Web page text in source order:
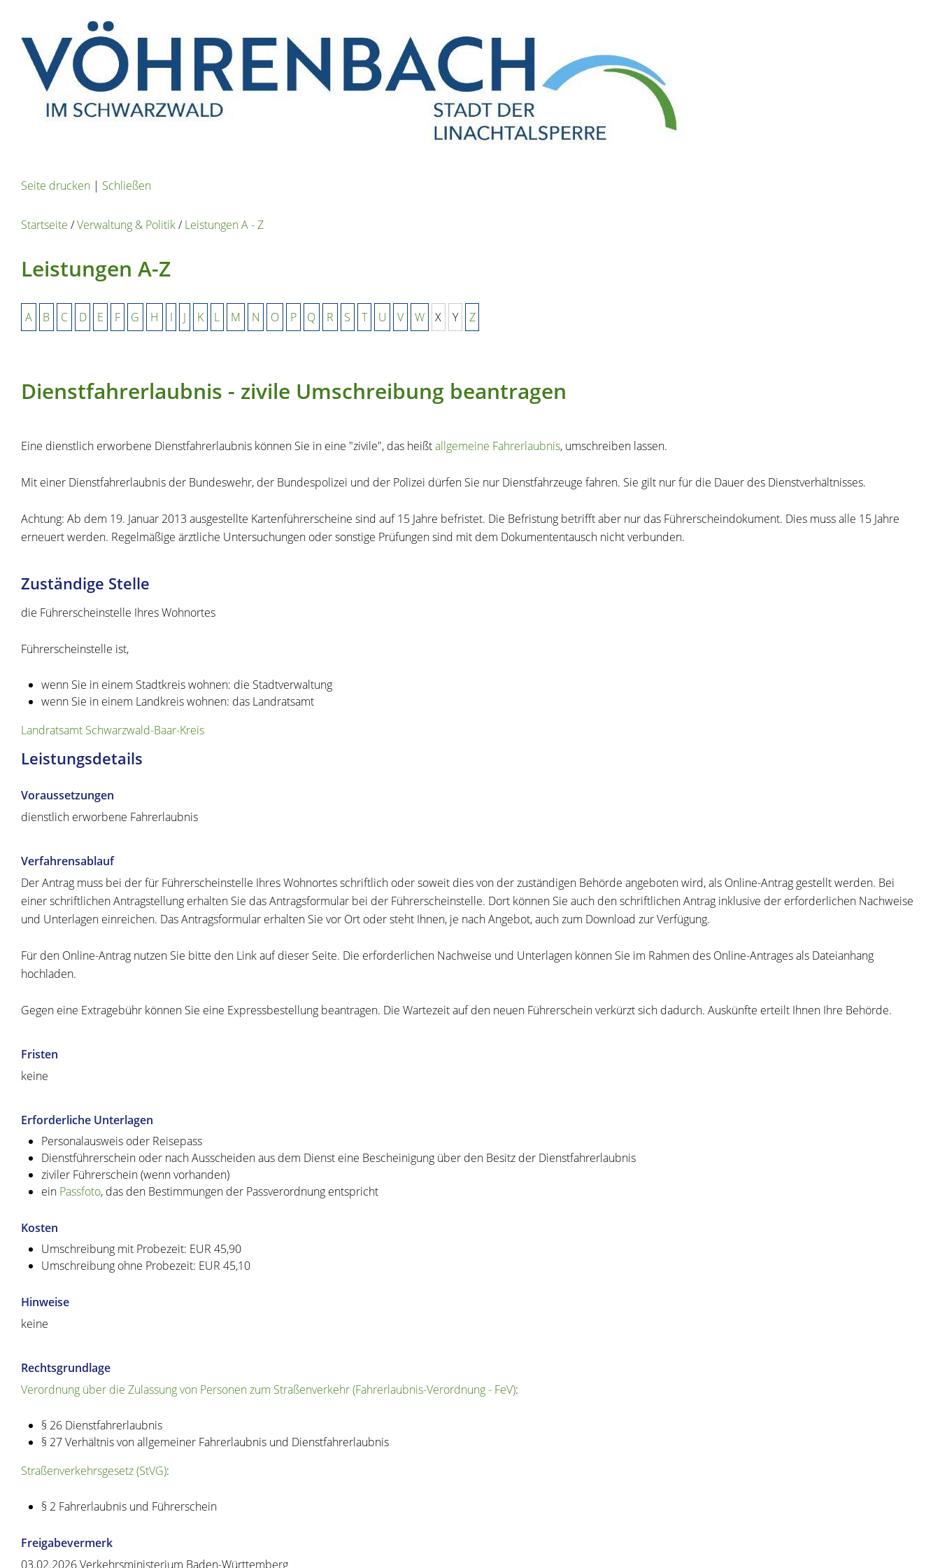
Seite drucken | Schließen
Startseite /Verwaltung & Politik/Leistungen A - Z
Leistungen A-Z
A B C D E F G H I J K L M N O P Q R S T U V W X Y Z
Dienstfahrerlaubnis - zivile Umschreibung beantragen
Eine dienstlich erworbene Dienstfahrerlaubnis können Sie in eine "zivile", das heißtallgemeine Fahrerlaubnis, umschreiben lassen.
Mit einer Dienstfahrerlaubnis der Bundeswehr, der Bundespolizei und der Polizei dürfen Sie nur Dienstfahrzeuge fahren. Sie gilt nur für die Dauer des Dienstverhältnisses.
Achtung: Ab dem 19. Januar 2013 ausgestellte Kartenführerscheine sind auf 15 Jahre befristet. Die Befristung betrifft aber nur das Führerscheindokument. Dies muss alle 15 Jahre
erneuert werden. Regelmäßige ärztliche Untersuchungen oder sonstige Prüfungen sind mit dem Dokumententausch nicht verbunden.
Zuständige Stelle
die Führerscheinstelle Ihres Wohnortes
Führerscheinstelle ist,
wenn Sie in einem Stadtkreis wohnen: die Stadtverwaltung
wenn Sie in einem Landkreis wohnen: das Landratsamt
Landratsamt Schwarzwald-Baar-Kreis
Leistungsdetails
Voraussetzungen
dienstlich erworbene Fahrerlaubnis
Verfahrensablauf
Der Antrag muss bei der für Führerscheinstelle Ihres Wohnortes schriftlich oder soweit dies von der zuständigen Behörde angeboten wird, als Online-Antrag gestellt werden. Bei
einer schriftlichen Antragstellung erhalten Sie das Antragsformular bei der Führerscheinstelle. Dort können Sie auch den schriftlichen Antrag inklusive der erforderlichen Nachweise
und Unterlagen einreichen. Das Antragsformular erhalten Sie vor Ort oder steht Ihnen, je nach Angebot, auch zum Download zur Verfügung.
Für den Online-Antrag nutzen Sie bitte den Link auf dieser Seite. Die erforderlichen Nachweise und Unterlagen können Sie im Rahmen des Online-Antrages als Dateianhang
hochladen.
Gegen eine Extragebühr können Sie eine Expressbestellung beantragen. Die Wartezeit auf den neuen Führerschein verkürzt sich dadurch. Auskünfte erteilt Ihnen Ihre Behörde.
Fristen
keine
Erforderliche Unterlagen
Personalausweis oder Reisepass
Dienstführerschein oder nach Ausscheiden aus dem Dienst eine Bescheinigung über den Besitz der Dienstfahrerlaubnis
ziviler Führerschein (wenn vorhanden)
ein Passfoto, das den Bestimmungen der Passverordnung entspricht
Kosten
Umschreibung mit Probezeit: EUR 45,90
Umschreibung ohne Probezeit: EUR 45,10
Hinweise
keine
Rechtsgrundlage
Verordnung über die Zulassung von Personen zum Straßenverkehr (Fahrerlaubnis-Verordnung - FeV):
§ 26 Dienstfahrerlaubnis
§ 27 Verhältnis von allgemeiner Fahrerlaubnis und Dienstfahrerlaubnis
Straßenverkehrsgesetz (StVG):
§ 2 Fahrerlaubnis und Führerschein
Freigabevermerk
03.02.2026Verkehrsministerium Baden-Württemberg